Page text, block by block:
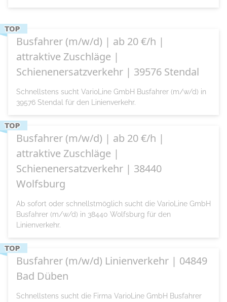
Busfahrer (m/w/d) | ab 20 €/h |
attraktive Zuschläge |
Schienenersatzverkehr | 39576 Stendal
Schnellstens sucht VarioLine GmbH Busfahrer (m/w/d) in
39576 Stendal für den Linienverkehr.
Busfahrer (m/w/d) | ab 20 €/h |
attraktive Zuschläge |
Schienenersatzverkehr | 38440
Wolfsburg
Ab sofort oder schnellstmöglich sucht die VarioLine GmbH
Busfahrer (m/w/d) in 38440 Wolfsburg für den
Linienverkehr.
Busfahrer (m/w/d) Linienverkehr | 04849
Bad Düben
Schnellstens sucht die Firma VarioLine GmbH Busfahrer